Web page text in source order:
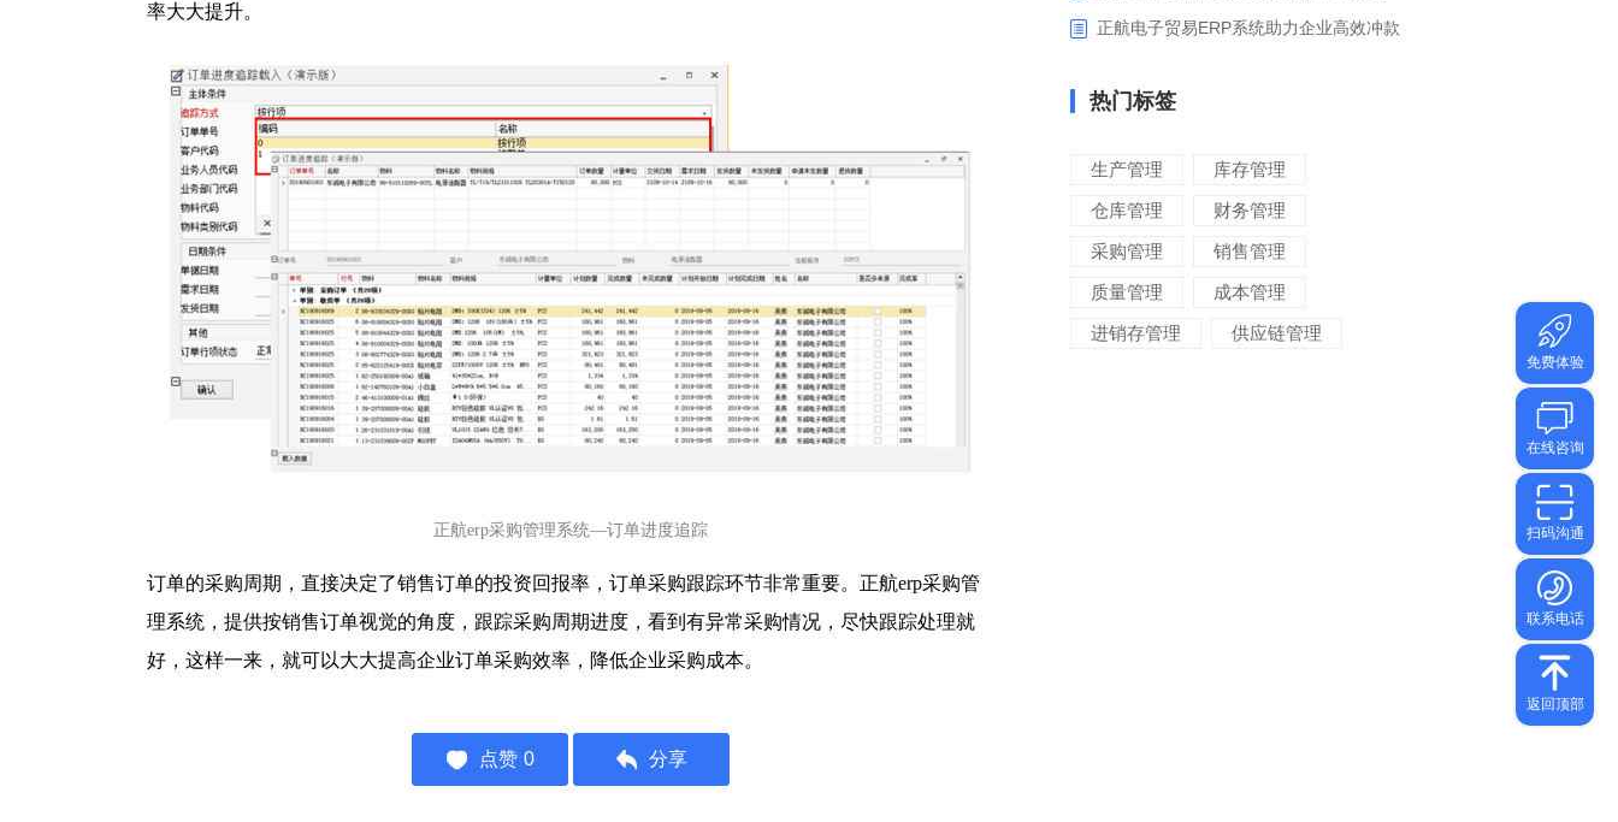
率大大提升。
正航erp采购管理系统—订单进度追踪
订单的采购周期，直接决定了销售订单的投资回报率，订单采购跟踪环节非常重要。正航erp采购管
理系统，提供按销售订单视觉的角度，跟踪采购周期进度，看到有异常采购情况，尽快跟踪处理就
好，这样一来，就可以大大提高企业订单采购效率，降低企业采购成本。
点赞 0 分享
正航电子贸易ERP系统助力企业高效冲款
热门标签
生产管理
库存管理
仓库管理
财务管理
采购管理
销售管理
质量管理
成本管理
进销存管理
供应链管理